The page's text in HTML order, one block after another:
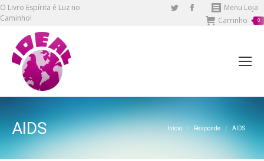
O Livro Espírita é Luz no
Caminho!
TwitterFacebook
page
Menu Loja
Carrinho
0
AIDS Você está aqui:
Início Responde AIDS